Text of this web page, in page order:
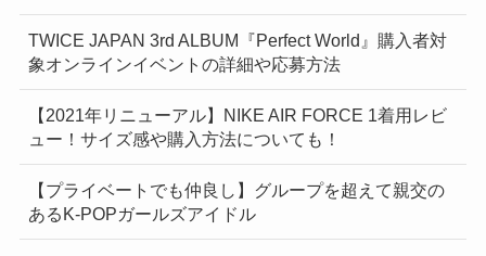
TWICE JAPAN 3rd ALBUM『Perfect World』購入者対
象オンラインイベントの詳細や応募方法
【2021年リニューアル】NIKE AIR FORCE 1着用レビ
ュー！サイズ感や購入方法についても！
【プライベートでも仲良し】グループを超えて親交の
あるK-POPガールズアイドル